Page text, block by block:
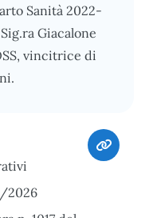
Sanità 2022-
Giacalone
vincitrice di
2026